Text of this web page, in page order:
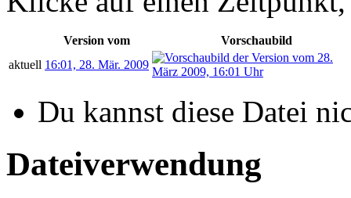
Version vom
Vorschaubild
aktuell 16:01, 28. Mär. 2009
Du kannst diese Datei
Dateiverwendung